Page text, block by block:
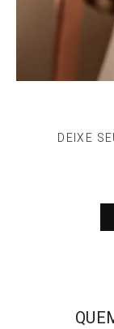
DEIXE